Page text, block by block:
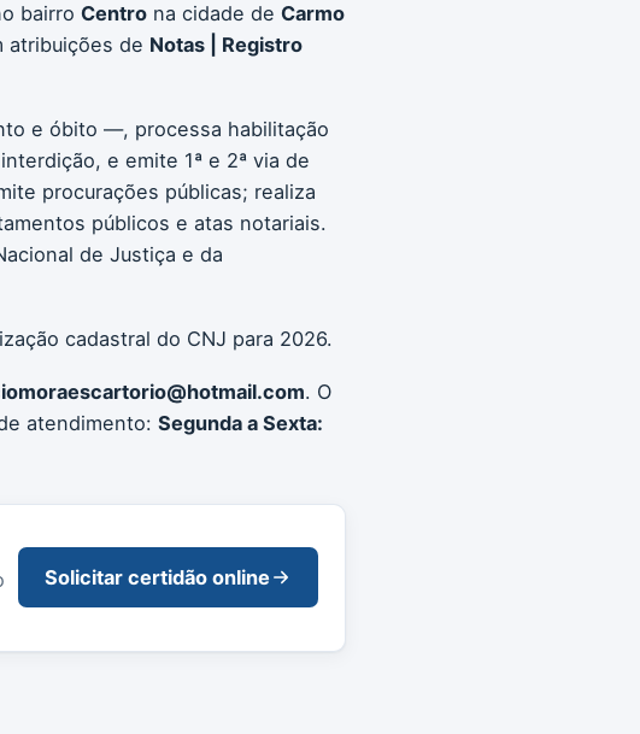
bairro Centro na cidade de Carmo
atribuições de Notas | Registro
e óbito —, processa habilitação
e emite 1ª e 2ª via de
procurações públicas; realiza
públicos e atas notariais.
de Justiça e da
cadastral do CNJ para 2026.
. O
atendimento: Segunda a Sexta:
Solicitar certidão online